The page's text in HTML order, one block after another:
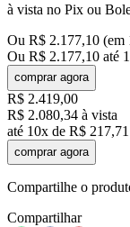
à vista no Pix ou
Ou R$ 2.177,10 (em
Ou R$ 2.177,10 até
comprar agora
R$ 2.419,00
R$ 2.080,34 à vista
até 10x de R$ 217,71
comprar agora
Compartilhe o
Compartilhar